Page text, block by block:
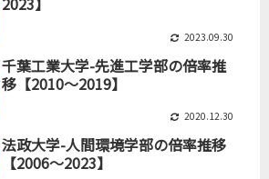
2023.09.30
千葉工業大学-先進工学部の倍率推
移【2010～2019】
2020.12.30
法政大学-人間環境学部の倍率推移
【2006～2023】